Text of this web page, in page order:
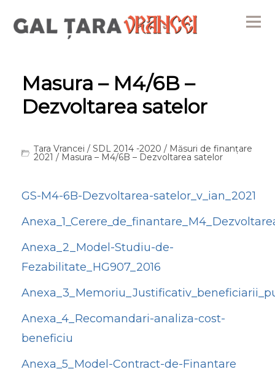
Masura – M4/6B –
Dezvoltarea satelor
Țara Vrancei / SDL 2014 -2020 / Măsuri de finanțare
2021 / Masura – M4/6B – Dezvoltarea satelor
GS-M4-6B-Dezvoltarea-satelor_v_ian_2021
Anexa_2_Model-Studiu-de-
Fezabilitate_HG907_2016
Anexa_4_Recomandari-analiza-cost-
beneficiu
Anexa_5_Model-Contract-de-Finantare